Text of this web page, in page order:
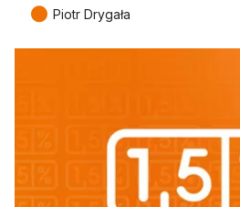
● Piotr Drygała